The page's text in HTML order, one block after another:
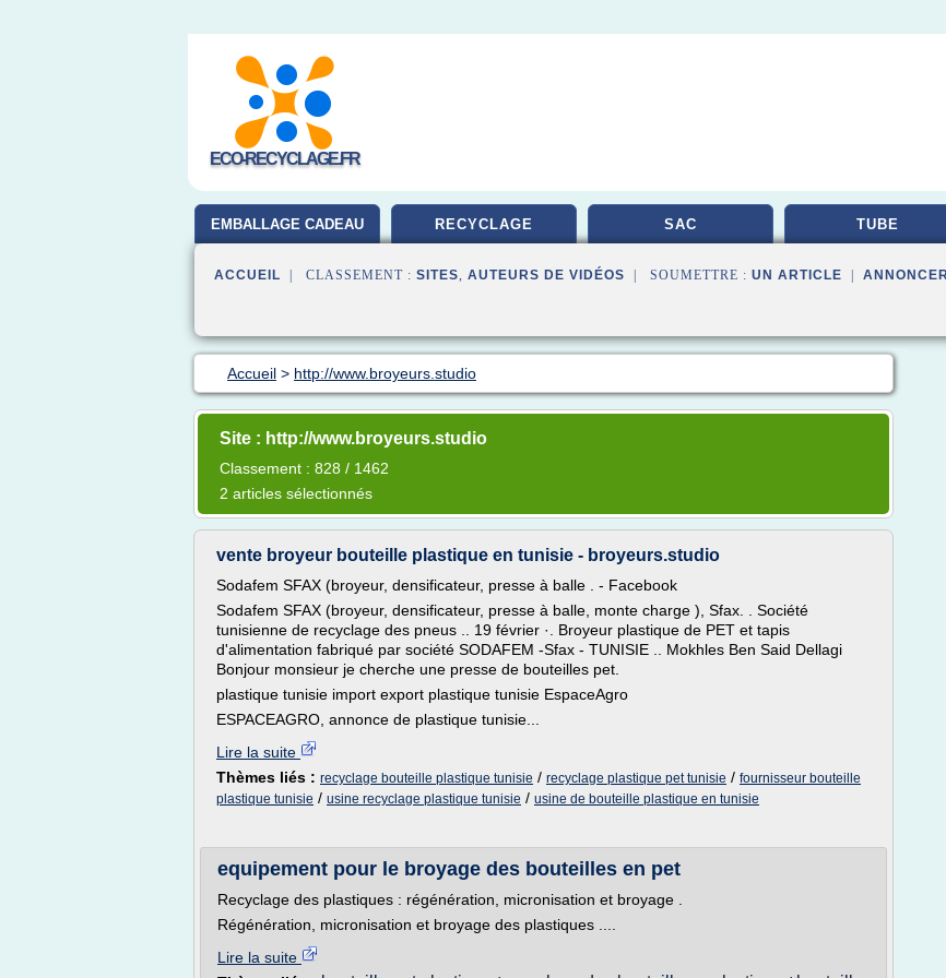
ECO-RECYCLAGE.FR
EMBALLAGE CADEAU RECYCLAGE SAC TUBE
ACCUEIL | CLASSEMENT : SITES, AUTEURS DE VIDÉOS | SOUMETTRE : UN ARTICLE
Accueil > http://www.broyeurs.studio
Site : http://www.broyeurs.studio
Classement : 828 / 1462
2 articles sélectionnés
vente broyeur bouteille plastique en tunisie - broyeurs.studio
Sodafem SFAX (broyeur, densificateur, presse à balle . - Facebook
Sodafem SFAX (broyeur, densificateur, presse à balle, monte charge ), Sfax. . Société
tunisienne de recyclage des pneus .. 19 février ·. Broyeur plastique de PET et tapis
d'alimentation fabriqué par société SODAFEM -Sfax - TUNISIE .. Mokhles Ben Said Dellagi
Bonjour monsieur je cherche une presse de bouteilles pet.
plastique tunisie import export plastique tunisie EspaceAgro
ESPACEAGRO, annonce de plastique tunisie...
Lire la suite
Thèmes liés : recyclage bouteille plastique tunisie / recyclage plastique pet tunisie / fournisseur bouteille
plastique tunisie / usine recyclage plastique tunisie / usine de bouteille plastique en tunisie
equipement pour le broyage des bouteilles en pet
Recyclage des plastiques : régénération, micronisation et broyage .
Régénération, micronisation et broyage des plastiques ....
Lire la suite